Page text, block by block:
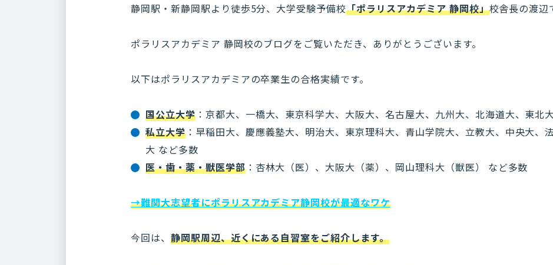
静岡駅・新静岡駅より徒歩5分、大学受験予備校「ポラリスアカデミア 静岡校」校舎長の渡辺
ポラリスアカデミア 静岡校のブログをご覧いただき、ありがとうございます。
以下はポラリスアカデミアの卒業生の合格実績です。
国公立大学：京都大、一橋大、東京科学大、大阪大、名古屋大、九州大、北海道大、東北
私立大学：早稲田大、慶應義塾大、明治大、東京理科大、青山学院大、立教大、中央大、
大 など多数
医・歯・薬・獣医学部：杏林大（医）、大阪大（薬）、岡山理科大（獣医） など多数
→難関大志望者にポラリスアカデミア静岡校が最適なワケ
今回は、 静岡駅周辺、近くにある自習室をご紹介します。